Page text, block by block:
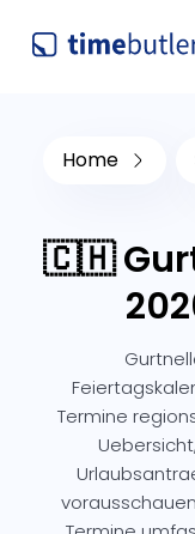
Home
🇨🇭
Termine